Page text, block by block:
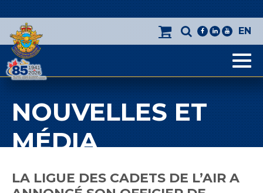
facebooklinkedin
youtube
EN
NOUVELLES ET
MÉDIA
LA LIGUE DES CADETS DE L’AIR A